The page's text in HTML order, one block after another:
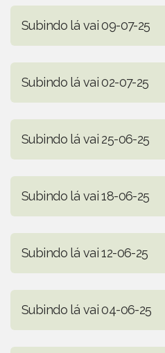
Subindo lá vai 09-07-25
Subindo lá vai 02-07-25
Subindo lá vai 25-06-25
Subindo lá vai 18-06-25
Subindo lá vai 12-06-25
Subindo lá vai 04-06-25